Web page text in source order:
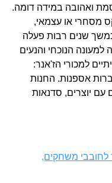
ואהובה במידה דומה.
מסחרי או עצמאי,
שנים רבות פעלה
למעונה הנוכחי והנעים
אמיתיים למכורי הז'אנר:
אספנות. החנות
עם יוצרים, סדנאות
שאסור לחובבי משחקים,